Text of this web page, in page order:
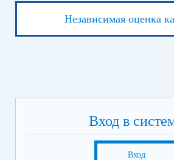
Независимая оценка
Вход в
Вход